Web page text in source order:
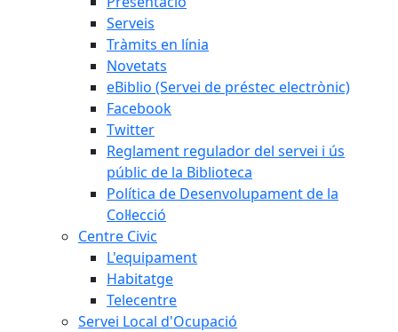
Serveis
Tràmits en línia
Novetats
eBiblio (Servei de préstec electrònic)
Facebook
Twitter
Reglament regulador del servei i ús
públic de la Biblioteca
Política de Desenvolupament de la
Col·lecció
Centre Civic
L'equipament
Habitatge
Telecentre
Servei Local d'Ocupació